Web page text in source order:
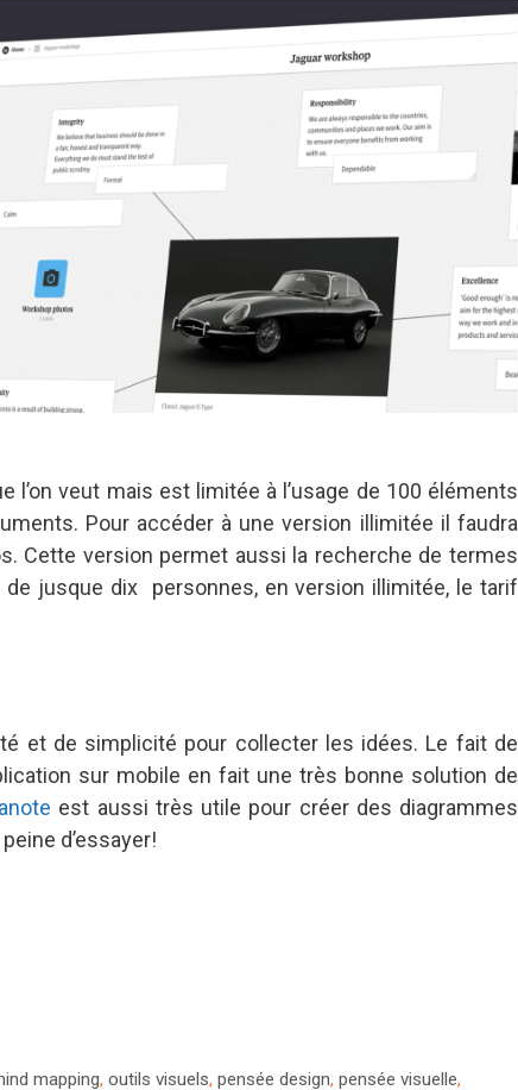
veut mais est limitée à l’usage de 100 éléments
Pour accéder à une version illimitée il faudra
Cette version permet aussi la recherche de termes
de jusque dix personnes, en version illimitée, le tarif
et de simplicité pour collecter les idées. Le fait de
sur mobile en fait une très bonne solution de
est aussi très utile pour créer des diagrammes
d’essayer!
mapping,outils visuels,pensée design,pensée visuelle,